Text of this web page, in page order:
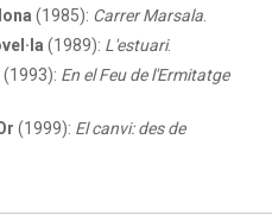
(1985): Carrer Marsala
(1989): L'estuari.
(1993): En el Feu de l'Ermitatge
(1999): El canvi: des de